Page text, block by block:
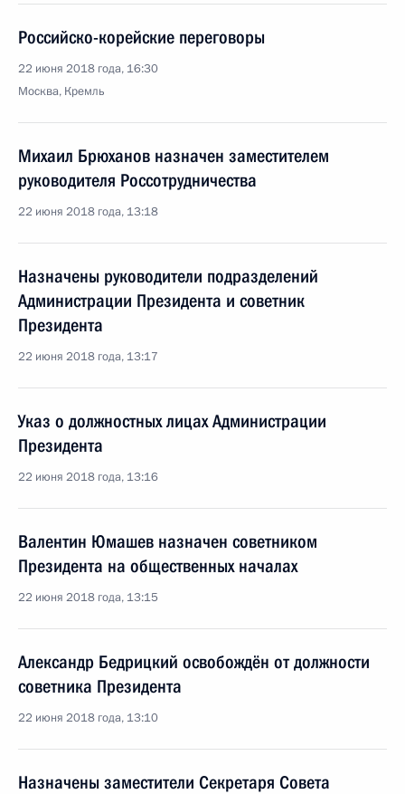
Российско-корейские переговоры
22 июня 2018 года, 16:30
Москва, Кремль
Михаил Брюханов назначен заместителем
руководителя Россотрудничества
22 июня 2018 года, 13:18
Назначены руководители подразделений
Администрации Президента и советник
Президента
22 июня 2018 года, 13:17
Указ о должностных лицах Администрации
Президента
22 июня 2018 года, 13:16
Валентин Юмашев назначен советником
Президента на общественных началах
22 июня 2018 года, 13:15
Александр Бедрицкий освобождён от должности
советника Президента
22 июня 2018 года, 13:10
Назначены заместители Секретаря Совета